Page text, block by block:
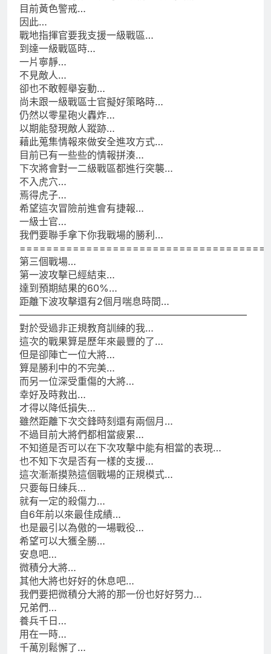
目前黃色警戒…
因此…
戰地指揮官要我支援一級戰區…
到達一級戰區時…
一片寧靜…
不見敵人…
卻也不敢輕舉妄動…
尚未跟一級戰區士官擬好策略時…
仍然以零星砲火轟炸…
以期能發現敵人蹤跡…
藉此蒐集情報來做安全進攻方式…
目前已有一些些的情報拼湊…
下次將會對一二級戰區都進行突襲…
不入虎穴…
焉得虎子…
希望這次冒險前進會有捷報…
一級士官…
我們要聯手拿下你我戰場的勝利…
第三個戰場…
第一波攻擊已經結束…
達到預期結果的60%…
距離下波攻擊還有2個月喘息時間…
———————————————————————–
對於受過非正規教育訓練的我…
這次的戰果算是歷年來最豐的了…
但是卻陣亡一位大將…
算是勝利中的不完美…
而另一位深受重傷的大將…
幸好及時救出…
才得以降低損失…
雖然距離下次交鋒時刻還有兩個月…
不過目前大將們都相當疲累…
不知道是否可以在下次攻擊中能有相當的表現…
也不知下次是否有一樣的支援…
這次漸漸摸熟這個戰場的正規模式…
只要每日練兵…
就有一定的殺傷力…
自6年前以來最佳成績…
也是最引以為傲的一場戰役…
希望可以大獲全勝…
安息吧…
微積分大將…
其他大將也好好的休息吧…
我們要把微積分大將的那一份也好好努力…
兄弟們…
養兵千日…
用在一時…
千萬別鬆懈了…